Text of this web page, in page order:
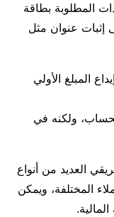
المطلوبة بطاقة
إثبات عنوان مثل
المبلغ الأولي
ولكنه في
العديد من أنواع
المختلفة، ويمكن